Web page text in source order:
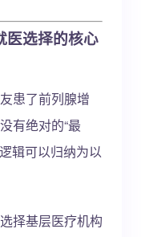
医选择的核心
患了前列腺增
有绝对的“最
辑可以归纳为以
择基层医疗机构